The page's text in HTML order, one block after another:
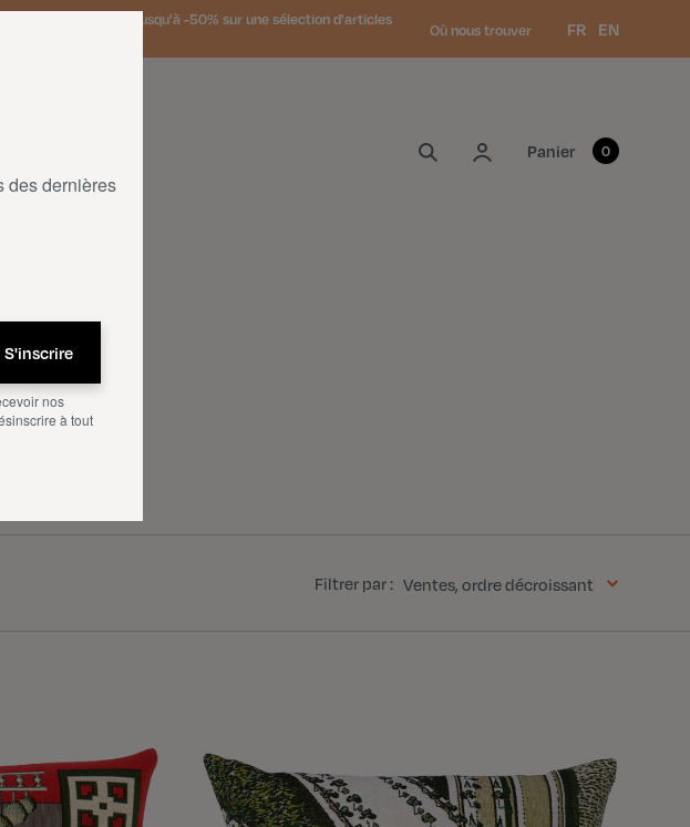
• SOLDES : jusqu'à -50% sur une sélection d'articles
Où nous trouver Langue :
FR EN
Mon compte
Panier 0
Filtrer par : Ventes, ordre décroissant
nos
à tout
des dernières